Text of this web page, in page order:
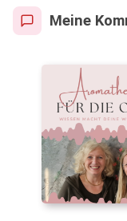
Meine